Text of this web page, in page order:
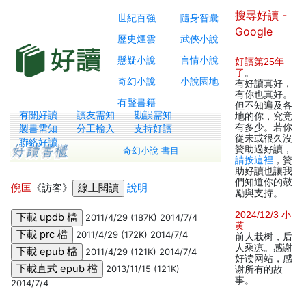
世紀百強
隨身智囊
歷史煙雲
武俠小說
懸疑小說
言情小說
奇幻小說
小說園地
有聲書籍
有關好讀 讀友需知
勘誤需知
製書需知
分工輸入
支持好讀
聯絡好讀
奇幻小說 書目
倪匡 《訪客》 說明
2011/4/29 (187K) 2014/7/4
2011/4/29 (172K) 2014/7/4
2011/4/29 (121K) 2014/7/4
2013/11/15 (121K)
2014/7/4
搜尋好讀 -
Google
好讀第25年
了 。
有好讀真好，
有你也真好。
但不知遍及各
地的你，究竟
有多少。若你
從未或很久沒
贊助過好讀，
請按這裡 ，贊
助好讀也讓我
們知道你的鼓
勵與支持。
2024/12/3 小
黄
前人栽树，后
人乘凉。感谢
好读网站，感
谢所有的故
事。